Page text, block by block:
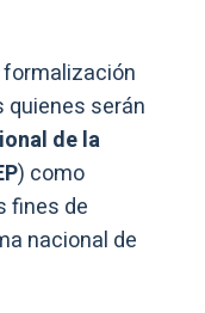
quienes serán
de la
) como
fines de
nacional de